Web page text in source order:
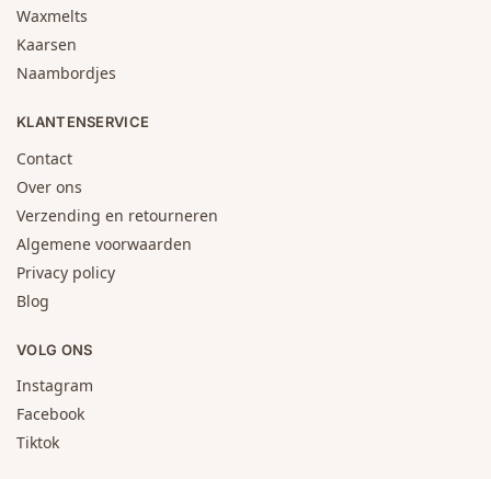
Waxmelts
Kaarsen
Naambordjes
KLANTENSERVICE
Contact
Over ons
Verzending en retourneren
Algemene voorwaarden
Privacy policy
Blog
VOLG ONS
Instagram
Facebook
Tiktok